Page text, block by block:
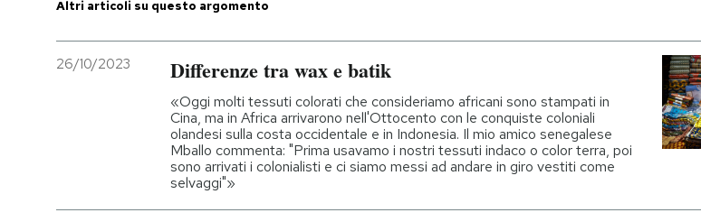
Altri articoli su questo argomento
26/10/2023 Differenze tra wax e batik
«Oggi molti tessuti colorati che consideriamo africani sono stampati in
Cina, ma in Africa arrivarono nell'Ottocento con le conquiste coloniali
olandesi sulla costa occidentale e in Indonesia. Il mio amico senegalese
Mballo commenta: "Prima usavamo i nostri tessuti indaco o color terra, poi
sono arrivati i colonialisti e ci siamo messi ad andare in giro vestiti come
selvaggi"»